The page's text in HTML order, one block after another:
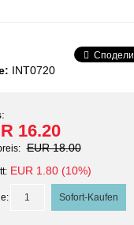
Сподели
INT0720
16.20
EUR 18.00
EUR 1.80 (10%)